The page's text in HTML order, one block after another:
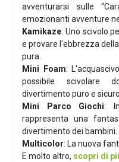
avventurarsi sulle
emozionanti avventure
Kamikaze: Uno scivolo
e provare l'ebbrezza
pura.
Mini Foam:
possibile scivolare
divertimento puro e
Mini Parco Giochi:
rappresenta una
divertimento dei bambini.
Multicolor: La nuova
E molto altro, scopri di